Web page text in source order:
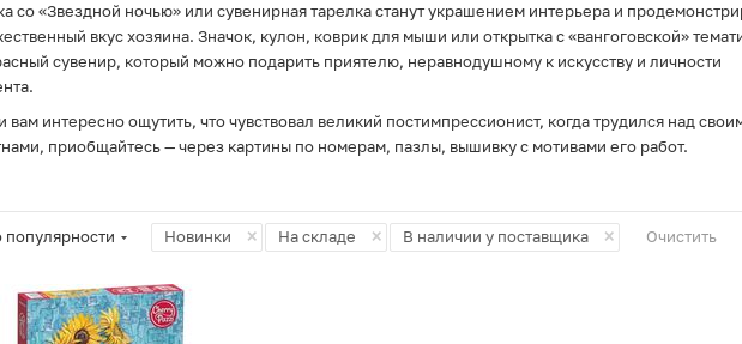
со «Звездной ночью» или сувенирная тарелка станут украшением интерьера и
вкус хозяина. Значок, кулон, коврик для мыши или открытка с «вангоговской»
сувенир, который можно подарить приятелю, неравнодушному к искусству и личности
вам интересно ощутить, что чувствовал великий постимпрессионист, когда трудился над
приобщайтесь — через картины по номерам, пазлы, вышивку с мотивами его работ.
популярности ×
Новинки ×
На складе ×
В наличии у поставщика Очистить